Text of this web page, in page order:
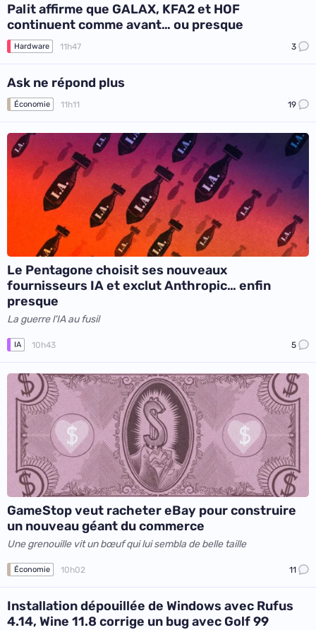
Palit affirme que GALAX, KFA2 et HOF
continuent comme avant… ou presque
Hardware 11h47 3
Ask ne répond plus
Économie 11h11 19
Le Pentagone choisit ses nouveaux
fournisseurs IA et exclut Anthropic… enfin
presque
La guerre l'IA au fusil
IA 10h43 5
GameStop veut racheter eBay pour construire
un nouveau géant du commerce
Une grenouille vit un bœuf qui lui sembla de belle taille
Économie 10h02 11
Installation dépouillée de Windows avec Rufus
4.14, Wine 11.8 corrige un bug avec Golf 99